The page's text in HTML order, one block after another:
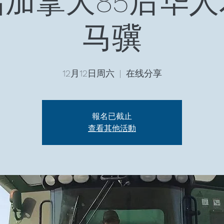
马骥
12月12日周六
  |
在线分享
報名已截止
查看其他活動